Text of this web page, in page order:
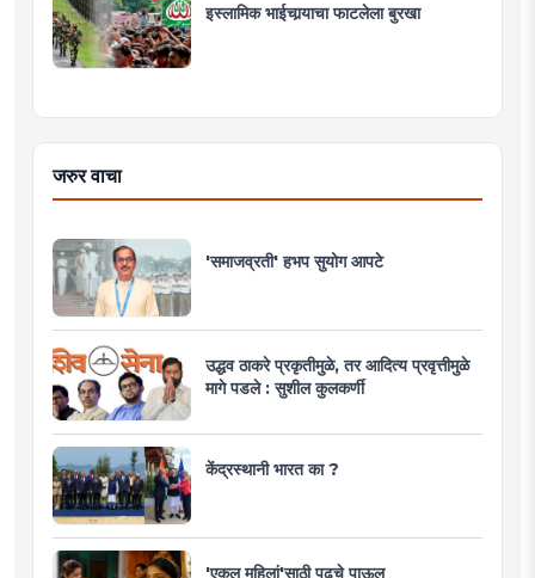
इस्लामिक भाईचार्‍याचा फाटलेला बुरखा
जरुर वाचा
'समाजव्रती' हभप सुयोग आपटे
उद्धव ठाकरे प्रकृतीमुळे, तर आदित्य प्रवृत्तीमुळे
मागे पडले : सुशील कुलकर्णी
केंद्रस्थानी भारत का ?
'एकल महिलां'साठी पुढचे पाऊल